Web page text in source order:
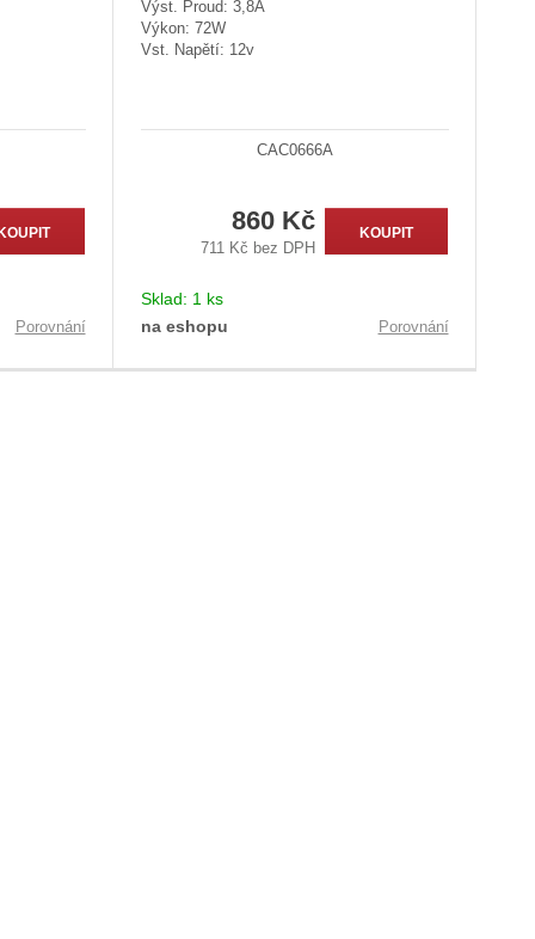
Porovnání
Výst. Proud: 3,8A
Výkon: 72W
Vst. Napětí: 12v
CAC0666A
860 Kč
711 Kč bez DPH
KOUPIT
Sklad: 1 ks
na eshopu
Porovnání